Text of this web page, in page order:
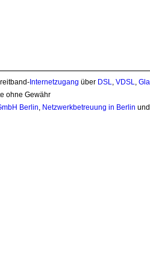
Internetzugang über DSL,VDSL,
ohne Gewähr
Berlin, Netzwerkbetreuung in Berlin